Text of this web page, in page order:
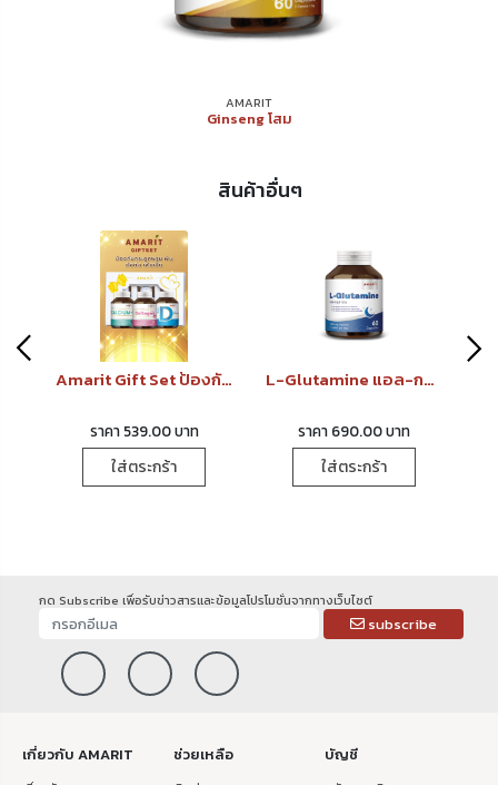
AMARIT
Ginseng โสม
สินค้าอื่นๆ
Amarit Gift Set ป้องกันกระดูกพรุน ฟัน ข้อต่อ เส้นเอ็น
ราคา 539.00 บาท
ใส่ตระกร้า
L-Glutamine แอล-กลูตามีน
ราคา 690.00 บาท
ใส่ตระกร้า
กด Subscribe เพื่อรับข่าวสารและข้อมูลโปรโมชั่นจากทางเว็บไซต์
subscribe
เกี่ยวกับ AMARIT ช่วยเหลือ บัญชี